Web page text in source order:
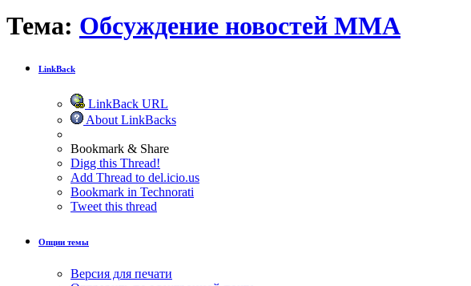
Тема: Обсуждение новостей ММА
LinkBack
LinkBack URL
About LinkBacks
Bookmark & Share
Digg this Thread!
Add Thread to del.icio.us
Bookmark in Technorati
Tweet this thread
Опции темы
Версия для печати